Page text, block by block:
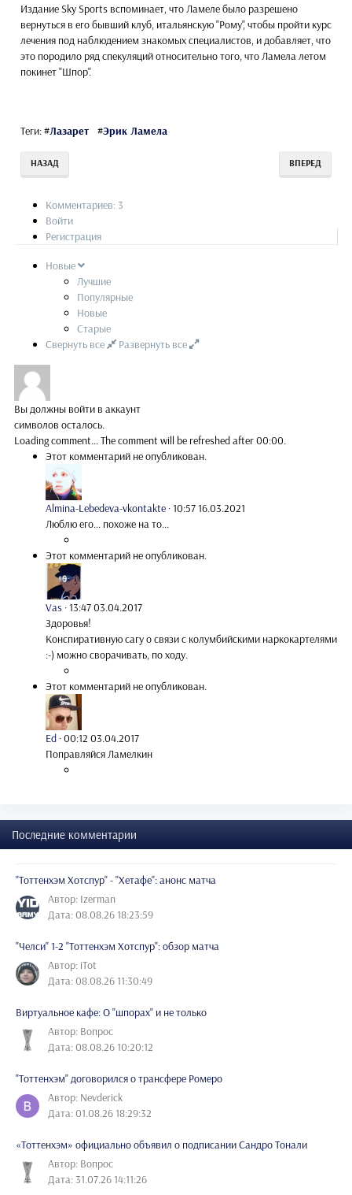
Издание Sky Sports вспоминает, что Ламеле было разрешено
вернуться в его бывший клуб, итальянскую "Рому", чтобы пройти курс
лечения под наблюдением знакомых специалистов, и добавляет, что
это породило ряд спекуляций относительно того, что Ламела летом
покинет "Шпор".
Теги:#Лазарет #Эрик Ламела
НАЗАД ВПЕРЕД
Комментариев: 3
Войти
Регистрация
Новые
Лучшие
Популярные
Новые
Старые
Свернуть все
Развернуть все
Вы должны войти в аккаунт
символов осталось.
Loading comment...The comment will be refreshed after00:00.
Этот комментарий не опубликован.
Almina-Lebedeva-vkontakte ·10:57 16.03.2021
Люблю его... похоже на то...
Этот комментарий не опубликован.
Vas ·13:47 03.04.2017
Здоровья!
Конспиративную сагу о связи с колумбийскими наркокартелями
:-) можно сворачивать, по ходу.
Этот комментарий не опубликован.
Ed ·00:12 03.04.2017
Поправляйся Ламелкин
Последние комментарии
"Тоттенхэм Хотспур" - "Хетафе": анонс матча
Автор: Izerman
Дата: 08.08.26 18:23:59
"Челси" 1-2 "Тоттенхэм Хотспур": обзор матча
Автор: iTot
Дата: 08.08.26 11:30:49
Виртуальное кафе: О "шпорах" и не только
Автор: Вопрос
Дата: 08.08.26 10:20:12
"Тоттенхэм" договорился о трансфере Ромеро
Автор: Nevderick
Дата: 01.08.26 18:29:32
«Тоттенхэм» официально объявил о подписании Сандро Тонали
Автор: Вопрос
Дата: 31.07.26 14:11:26